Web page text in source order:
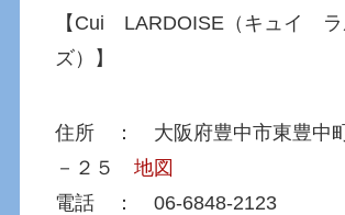
【Cui LARDOISE（キュイ ラ
ズ）】
住所 ： 大阪府豊中市東豊中
－２５地図
電話 ： 06-6848-2123